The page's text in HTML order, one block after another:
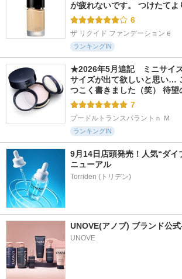
が疲れないです。 つけたて
6
ザ リクイド ファンデーション e
ランキングIN
★2026年5月追記　ミニサイ
サイズが出て欲しいと思い…
つこく書きました（笑） 待
7
プードルトランスパラントｎ Ｍ
ランキングIN
9月14日店頭発売！人気“ダイ
ニューアル
UNOVE(アノブ) ブランド公式
UNOVE